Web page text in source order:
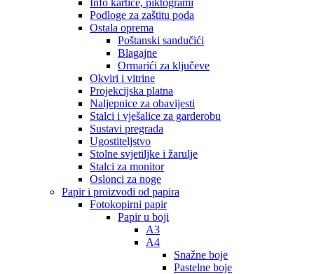
Info kartice, piktogrami
Podloge za zaštitu poda
Ostala oprema
Poštanski sandučići
Blagajne
Ormarići za ključeve
Okviri i vitrine
Projekcijska platna
Naljepnice za obavijesti
Stalci i vješalice za garderobu
Sustavi pregrada
Ugostiteljstvo
Stolne svjetiljke i žarulje
Stalci za monitor
Oslonci za noge
Papir i proizvodi od papira
Fotokopirni papir
Papir u boji
A3
A4
Snažne boje
Pastelne boje